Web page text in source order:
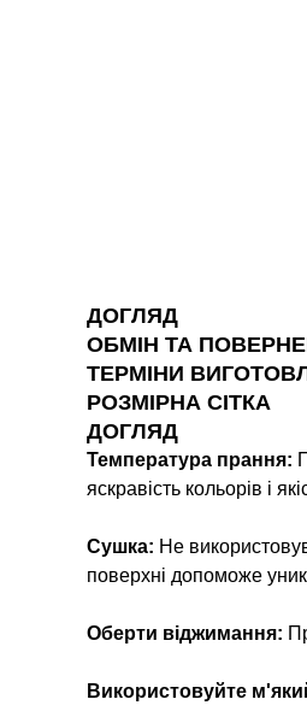
ДОГЛЯД
ОБМІН ТА
ТЕРМІНИ
РОЗМІРНА СІТКА
ДОГЛЯД
Температура прання:
яскравість кольорів і
Сушка: Не
поверхні допоможе
Оберти віджимання:
Використовуйте